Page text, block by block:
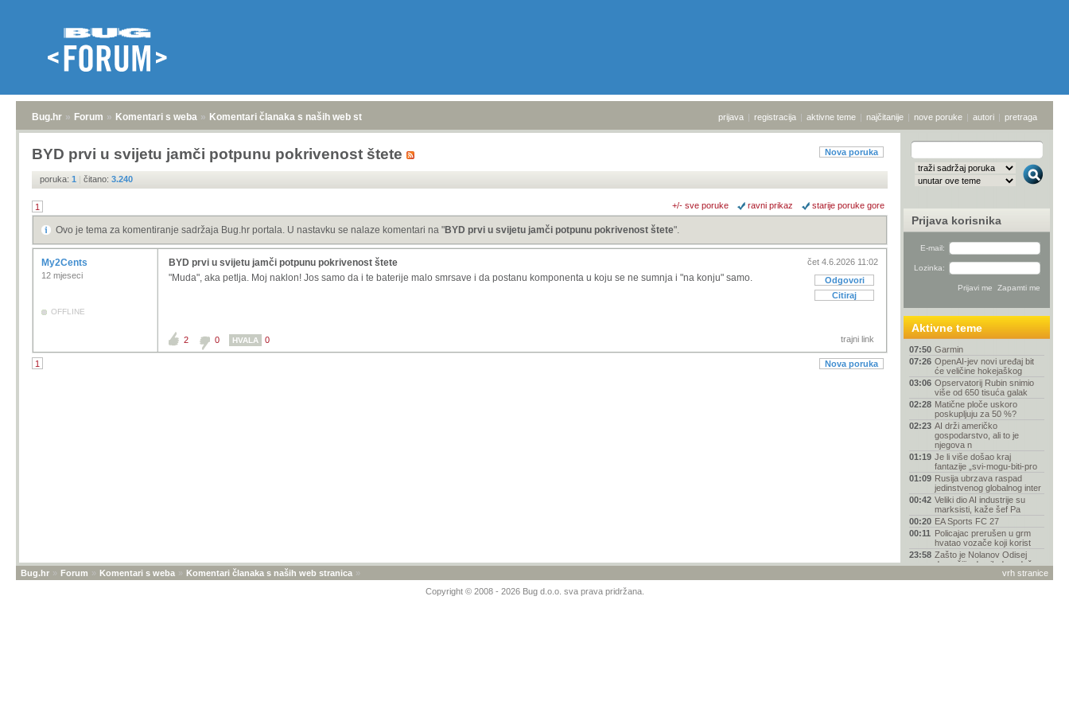
Bug.hr » Forum » Komentari s weba » Komentari članaka s naših web stranica prijava | registracija | aktivne teme | najčitanije | nove poruke | autori | pretraga
Nova poruka
BYD prvi u svijetu jamči potpunu pokrivenost štete
poruka: 1 | čitano: 3.240
1 +/- sve poruke ravni prikaz starije poruke gore
Ovo je tema za komentiranje sadržaja Bug.hr portala. U nastavku se nalaze komentari na "BYD prvi u svijetu jamči potpunu pokrivenost štete".
My2Cents
12 mjeseci
OFFLINE
čet 4.6.2026 11:02
Odgovori
Citiraj
BYD prvi u svijetu jamči potpunu pokrivenost štete
"Muda", aka petlja. Moj naklon! Jos samo da i te baterije malo smrsave i da postanu komponenta u koju se ne sumnja i "na konju" samo.
trajni link
2 0 HVALA 0
1 Nova poruka
Prijava korisnika
E-mail:
Lozinka:
Aktivne teme
07:50 Garmin
07:26 OpenAI-jev novi uređaj bit
će veličine hokejaškog
03:06 Opservatorij Rubin snimio
više od 650 tisuća galak
02:28 Matične ploče uskoro
poskupljuju za 50 %?
02:23 AI drži američko
gospodarstvo, ali to je
njegova n
01:19 Je li više došao kraj
fantazije „svi-mogu-biti-pro
01:09 Rusija ubrzava raspad
jedinstvenog globalnog inter
00:42 Veliki dio AI industrije su
marksisti, kaže šef Pa
00:20 EA Sports FC 27
00:11 Policajac prerušen u grm
hvatao vozače koji korist
23:58 Zašto je Nolanov Odisej
drugačiji od svih dosadašn
Kako bez recepta postati dr.
vrh stranice
Bug.hr » Forum » Komentari s weba » Komentari članaka s naših web stranica »
Copyright © 2008 - 2026 Bug d.o.o. sva prava pridržana.